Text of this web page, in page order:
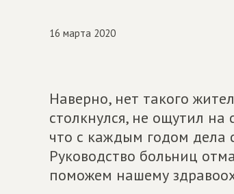
16 марта 2020
Наверно, нет такого
столкнулся, не ощутил
что с каждым годом дела
Руководство больниц
поможем нашему